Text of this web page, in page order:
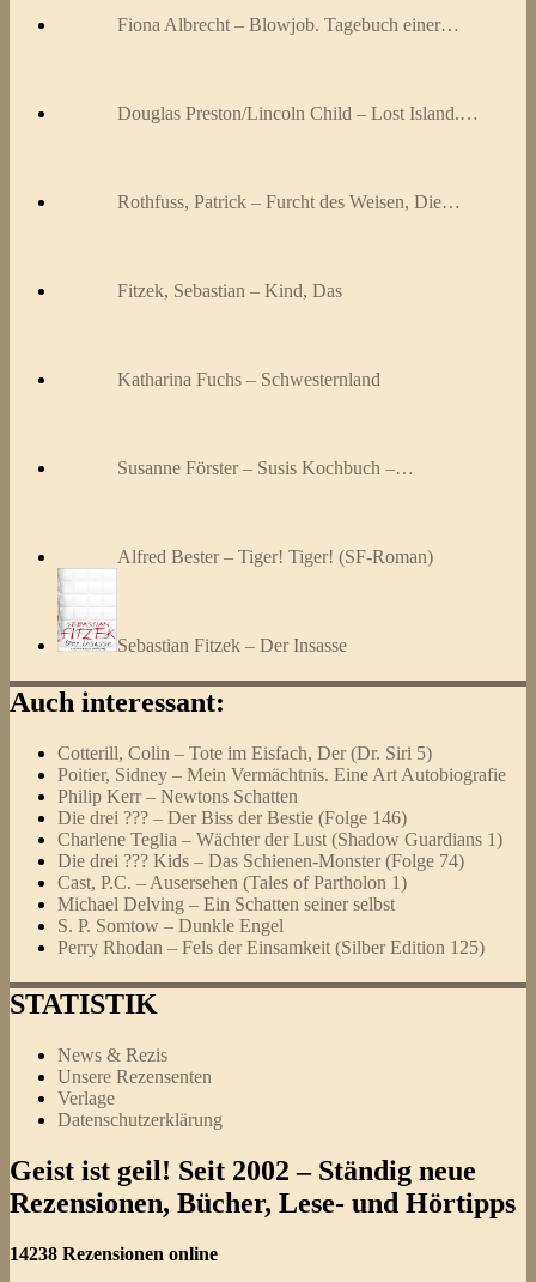
Fiona Albrecht – Blowjob. Tagebuch einer…
Douglas Preston/Lincoln Child – Lost Island.…
Rothfuss, Patrick – Furcht des Weisen, Die…
Fitzek, Sebastian – Kind, Das
Katharina Fuchs – Schwesternland
Susanne Förster – Susis Kochbuch –…
Alfred Bester – Tiger! Tiger! (SF-Roman)
Sebastian Fitzek – Der Insasse
Auch interessant:
Cotterill, Colin – Tote im Eisfach, Der (Dr. Siri 5)
Poitier, Sidney – Mein Vermächtnis. Eine Art Autobiografie
Philip Kerr – Newtons Schatten
Die drei ??? – Der Biss der Bestie (Folge 146)
Charlene Teglia – Wächter der Lust (Shadow Guardians 1)
Die drei ??? Kids – Das Schienen-Monster (Folge 74)
Cast, P.C. – Ausersehen (Tales of Partholon 1)
Michael Delving – Ein Schatten seiner selbst
S. P. Somtow – Dunkle Engel
Perry Rhodan – Fels der Einsamkeit (Silber Edition 125)
STATISTIK
News & Rezis
Unsere Rezensenten
Verlage
Datenschutzerklärung
Geist ist geil! Seit 2002 – Ständig neue
Rezensionen, Bücher, Lese- und Hörtipps
14238 Rezensionen online